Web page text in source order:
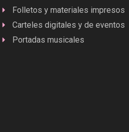
Folletos y materiales impresos
Carteles digitales y de eventos
Portadas musicales